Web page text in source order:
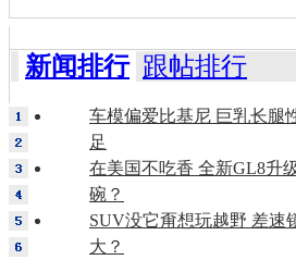
新闻排行 跟帖排行
车模偏爱比基尼 巨乳长腿
足
在美国不吃香 全新GL8升
碗？
SUV没它甭想玩越野 差速
大？